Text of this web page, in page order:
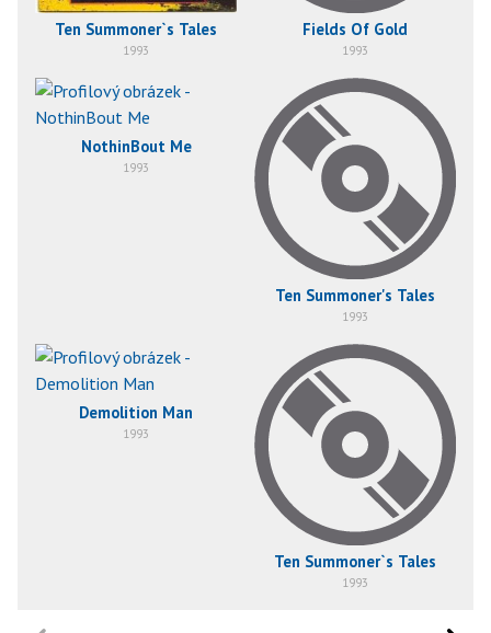
Ten Summoner`s Tales
1993
Fields Of Gold
1993
NothinBout Me
1993
Ten Summoner's Tales
1993
Demolition Man
1993
Ten Summoner`s Tales
1993